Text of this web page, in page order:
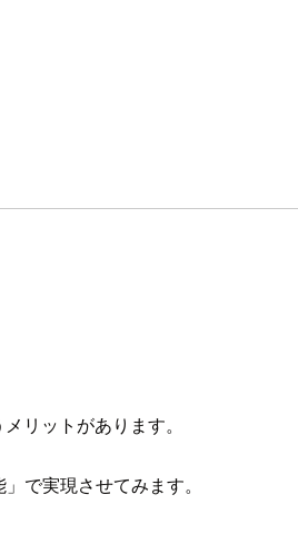
リットがあります。
で実現させてみます。